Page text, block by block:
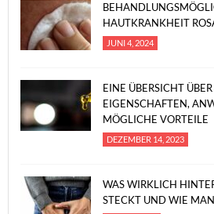
HAUTKRANKHEIT
JUNI 4, 2024
EINE ÜBERSICHT
EIGENSCHAFTEN,
MÖGLICHE VORTEILE
DEZEMBER 14, 2023
WAS WIRKLICH
STECKT UND WIE